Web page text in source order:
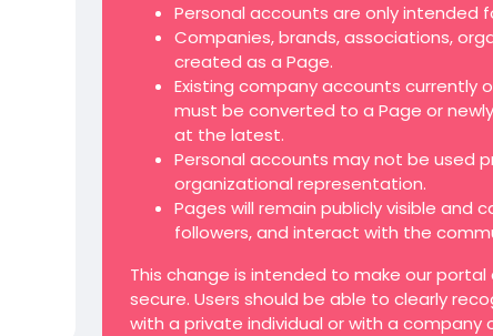
Personal accounts are only intended
Companies, brands, associations,
created as a Page.
Existing company accounts currently
must be converted to a Page or
at the latest.
Personal accounts may not be used
organizational representation.
Pages will remain publicly visible and
followers, and interact with the
This change is intended to make our
secure. Users should be able to clearly
with a private individual or with a company